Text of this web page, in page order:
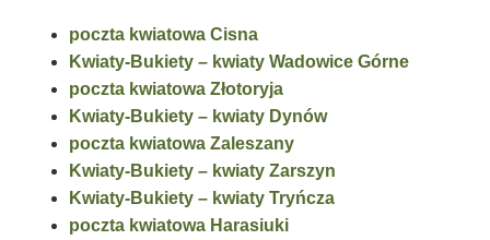
poczta kwiatowa Cisna
Kwiaty-Bukiety – kwiaty Wadowice Górne
poczta kwiatowa Złotoryja
Kwiaty-Bukiety – kwiaty Dynów
poczta kwiatowa Zaleszany
Kwiaty-Bukiety – kwiaty Zarszyn
Kwiaty-Bukiety – kwiaty Tryńcza
poczta kwiatowa Harasiuki